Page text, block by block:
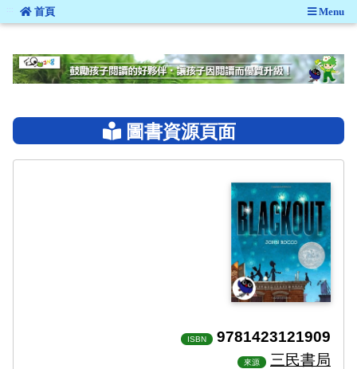
::: 首頁 Menu
圖書資源頁面
ISBN 9781423121909
來源 三民書局